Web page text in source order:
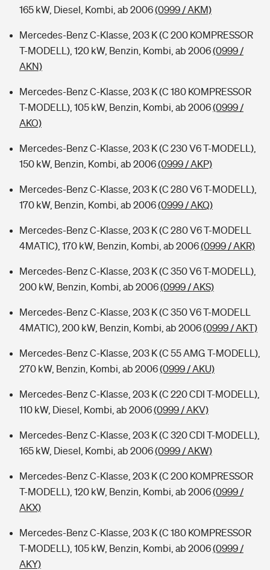
165 kW, Diesel, Kombi, ab 2006(0999 / AKM)
Mercedes-Benz C-Klasse, 203 K (C 200 KOMPRESSOR
T-MODELL), 120 kW, Benzin, Kombi, ab 2006(0999 /
AKN)
Mercedes-Benz C-Klasse, 203 K (C 180 KOMPRESSOR
T-MODELL), 105 kW, Benzin, Kombi, ab 2006(0999 /
AKO)
Mercedes-Benz C-Klasse, 203 K (C 230 V6 T-MODELL),
150 kW, Benzin, Kombi, ab 2006(0999 / AKP)
Mercedes-Benz C-Klasse, 203 K (C 280 V6 T-MODELL),
170 kW, Benzin, Kombi, ab 2006(0999 / AKQ)
Mercedes-Benz C-Klasse, 203 K (C 280 V6 T-MODELL
4MATIC), 170 kW, Benzin, Kombi, ab 2006(0999 / AKR)
Mercedes-Benz C-Klasse, 203 K (C 350 V6 T-MODELL),
200 kW, Benzin, Kombi, ab 2006(0999 / AKS)
Mercedes-Benz C-Klasse, 203 K (C 350 V6 T-MODELL
4MATIC), 200 kW, Benzin, Kombi, ab 2006(0999 / AKT)
Mercedes-Benz C-Klasse, 203 K (C 55 AMG T-MODELL),
270 kW, Benzin, Kombi, ab 2006(0999 / AKU)
Mercedes-Benz C-Klasse, 203 K (C 220 CDI T-MODELL),
110 kW, Diesel, Kombi, ab 2006(0999 / AKV)
Mercedes-Benz C-Klasse, 203 K (C 320 CDI T-MODELL),
165 kW, Diesel, Kombi, ab 2006(0999 / AKW)
Mercedes-Benz C-Klasse, 203 K (C 200 KOMPRESSOR
T-MODELL), 120 kW, Benzin, Kombi, ab 2006(0999 /
AKX)
Mercedes-Benz C-Klasse, 203 K (C 180 KOMPRESSOR
T-MODELL), 105 kW, Benzin, Kombi, ab 2006(0999 /
AKY)